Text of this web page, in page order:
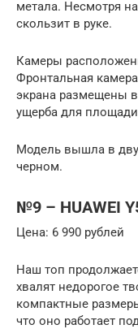
метала. Несмотря
скользит в руке.
Камеры
Фронтальная
экрана размещены
ущерба для
Модель вышла в
черном.
№9 – HUAWEI
Цена: 6 990 рублей
Наш топ
хвалят недорогое
компактные
что оно работает